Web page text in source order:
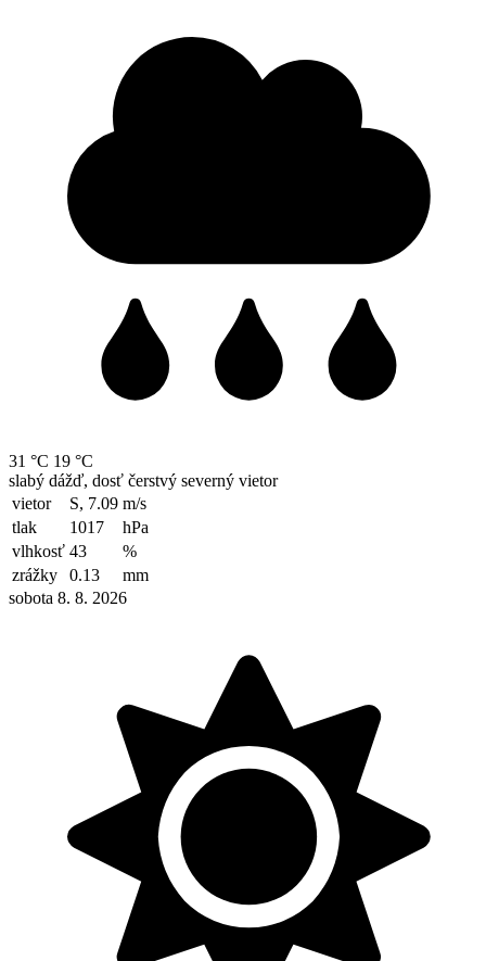
31 °C 19 °C
slabý dážď, dosť čerstvý severný vietor
vietor
S, 7.09 m/s
tlak
1017
hPa
vlhkosť 43
%
zrážky
0.13
mm
sobota 8. 8. 2026